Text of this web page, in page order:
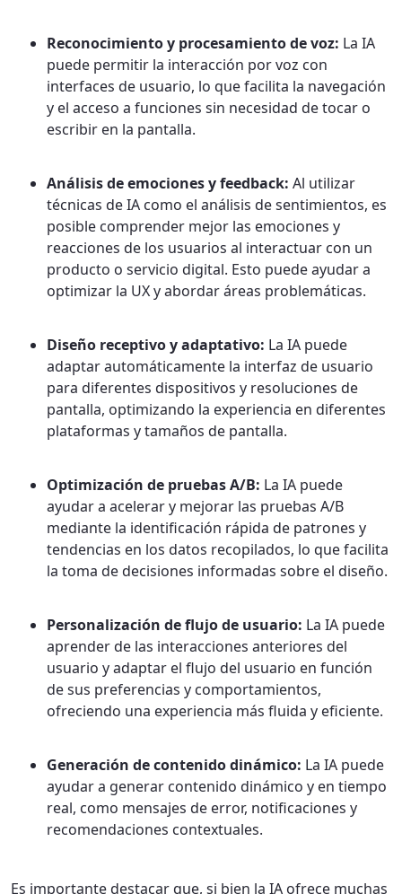
Reconocimiento y procesamiento de voz: La IA
puede permitir la interacción por voz con
interfaces de usuario, lo que facilita la navegación
y el acceso a funciones sin necesidad de tocar o
escribir en la pantalla.
Análisis de emociones y feedback: Al utilizar
técnicas de IA como el análisis de sentimientos, es
posible comprender mejor las emociones y
reacciones de los usuarios al interactuar con un
producto o servicio digital. Esto puede ayudar a
optimizar la UX y abordar áreas problemáticas.
Diseño receptivo y adaptativo: La IA puede
adaptar automáticamente la interfaz de usuario
para diferentes dispositivos y resoluciones de
pantalla, optimizando la experiencia en diferentes
plataformas y tamaños de pantalla.
Optimización de pruebas A/B: La IA puede
ayudar a acelerar y mejorar las pruebas A/B
mediante la identificación rápida de patrones y
tendencias en los datos recopilados, lo que facilita
la toma de decisiones informadas sobre el diseño.
Personalización de flujo de usuario: La IA puede
aprender de las interacciones anteriores del
usuario y adaptar el flujo del usuario en función
de sus preferencias y comportamientos,
ofreciendo una experiencia más fluida y eficiente.
Generación de contenido dinámico: La IA puede
ayudar a generar contenido dinámico y en tiempo
real, como mensajes de error, notificaciones y
recomendaciones contextuales.
Es importante destacar que, si bien la IA ofrece muchas